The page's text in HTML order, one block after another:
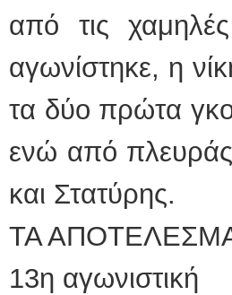
από τις
αγωνίστηκε, η
τα δύο πρώτα
ενώ από
και Στατύρης.
ΤΑ
13η αγωνιστική